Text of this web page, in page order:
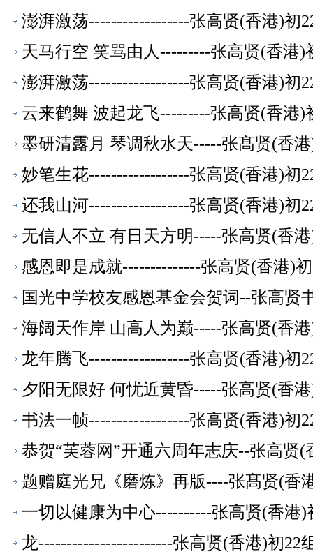
澎湃激荡------------------张高贤(香港)初
天马行空 笑骂由人---------张高贤(香港)
澎湃激荡------------------张高贤(香港)初
云来鹤舞 波起龙飞---------张高贤(香港)
墨研清露月 琴调秋水天-----张髙贤(香
妙笔生花------------------张高贤(香港)初
还我山河------------------张高贤(香港)初
无信人不立 有日天方明-----张高贤(香
感恩即是成就--------------张高贤(香港)
国光中学校友感恩基金会贺词--张高贤
海阔天作岸 山高人为巅-----张高贤(香
龙年腾飞------------------张高贤(香港)初
夕阳无限好 何忧近黄昏-----张高贤(香
书法一帧------------------张高贤(香港)初
恭贺“芙蓉网”开通六周年志庆--张高贤(
题赠庭光兄《磨炼》再版----张髙贤(香
一切以健康为中心----------张高贤(香港)
龙------------------------张高贤(香港)初22